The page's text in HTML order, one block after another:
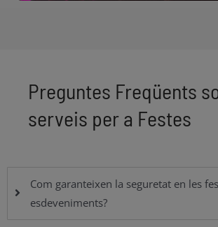
Preguntes Freqüents
serveis per a Festes
Com garanteixen la seguretat en les
esdeveniments?